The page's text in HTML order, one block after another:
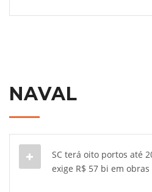
NAVAL
SC terá oito portos até
exige R$ 57 bi em obras